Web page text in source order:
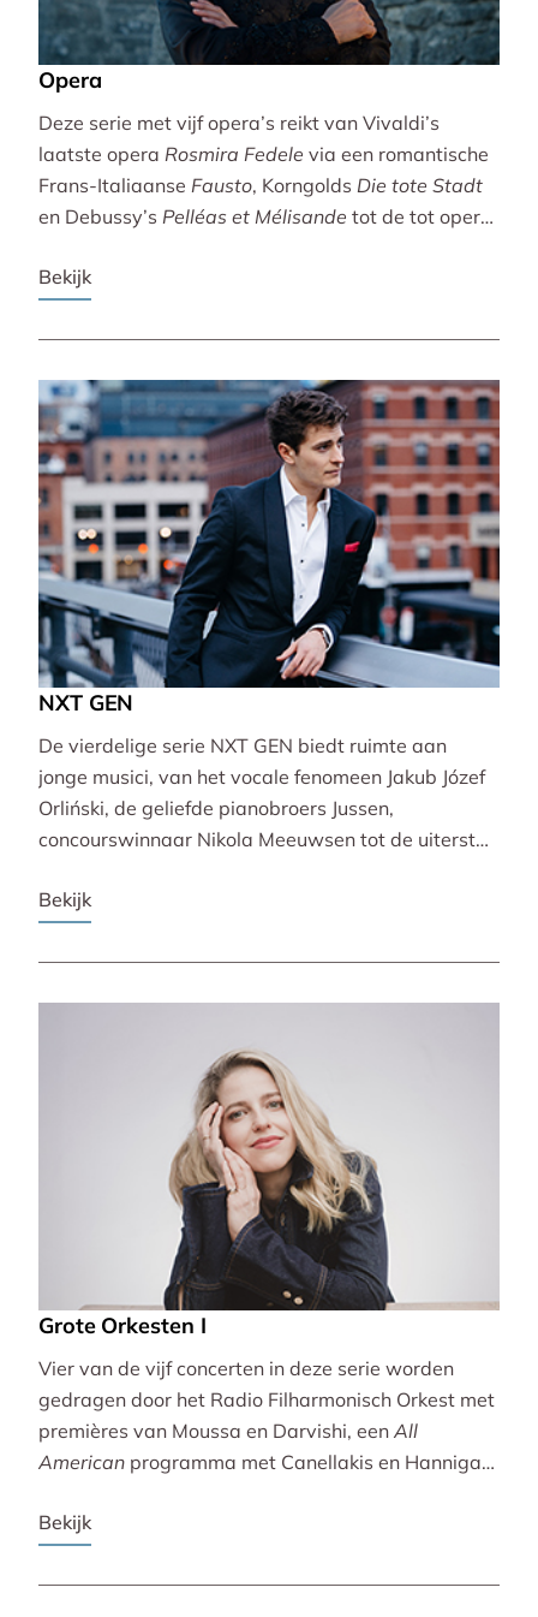
Opera
Deze serie met vijf opera’s reikt van Vivaldi’s
laatste opera Rosmira Fedele via een romantische
Frans-Italiaanse Fausto, Korngolds Die tote Stadt
en Debussy’s Pelléas et Mélisande tot de tot opera
Vivaldi wordt gebracht door de Accademia
opera’s tekenen het Radio Filharmonisch Orkest en
Bekijk
NXT GEN
De vierdelige serie NXT GEN biedt ruimte aan
jonge musici, van het vocale fenomeen Jakub Józef
Orliński, de geliefde pianobroers Jussen,
concourswinnaar Nikola Meeuwsen tot de uiterst
programma’s van barok tot wereldpremière.
Bekijk
Grote Orkesten I
Vier van de vijf concerten in deze serie worden
gedragen door het Radio Filharmonisch Orkest met
premières van Moussa en Darvishi, een All
American programma met Canellakis en Hannigan
Amerikaans slagwerk.
Bekijk